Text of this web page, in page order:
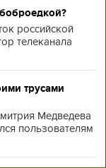
российской
телеканала
трусами
Медведева
пользователям